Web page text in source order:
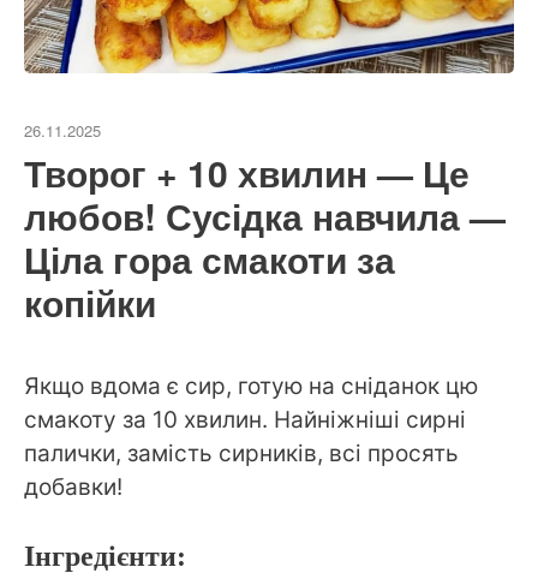
26.11.2025
Творог + 10 хвилин — Це
любов! Сусідка навчила —
Ціла гора смакоти за
копійки
Якщо вдома є сир, готую на сніданок цю
смакоту за 10 хвилин. Найніжніші сирні
палички, замість сирників, всі просять
добавки!
Інгредієнти: